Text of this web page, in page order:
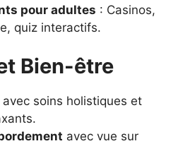
pour adultes : Casinos,
quiz interactifs.
Bien-être
avec soins holistiques et
avec vue sur